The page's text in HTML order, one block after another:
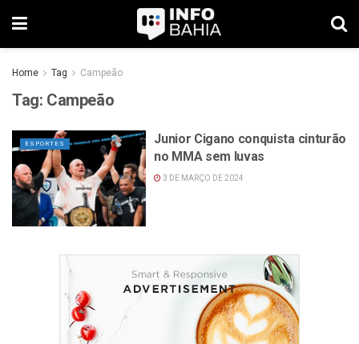
Home Tag Campeão
Tag: Campeão
ESPORTES
Junior Cigano conquista cinturão
no MMA sem luvas
3 DE MARÇO DE 2024